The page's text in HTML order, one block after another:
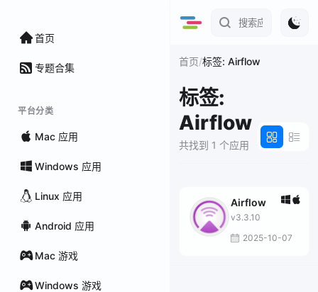
首页
专题合集
平台分类
Mac 应用
Windows 应用
Linux 应用
Android 应用
Mac 游戏
Windows 游戏
首页/标签: Airflow
标签:
Airflow
共找到 1 个应用
Airflow
v3.3.10
2025-10-07